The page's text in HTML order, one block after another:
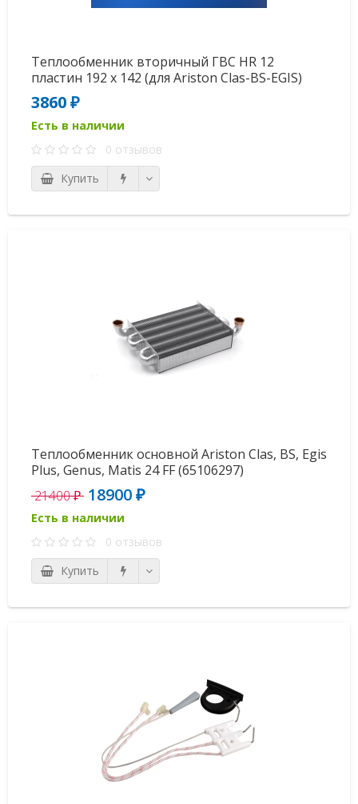
Теплообменник вторичный ГВС HR 12
пластин 192 x 142 (для Ariston Clas-BS-EGIS)
65104333.MG
3860 ₽
Есть в наличии
0 отзывов
Купить
Теплообменник основной Ariston Clas, BS, Egis
Plus, Genus, Matis 24 FF (65106297)
21400 ₽ 18900 ₽
Есть в наличии
0 отзывов
Купить